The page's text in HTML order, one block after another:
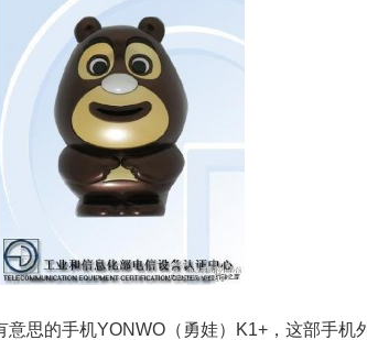
思的手机YONWO（勇娃）K1+，这部手机